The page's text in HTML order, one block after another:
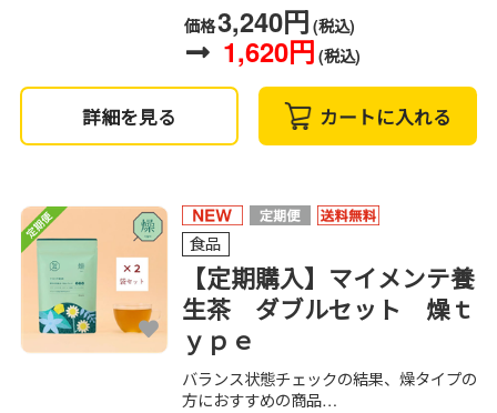
価格3,240円 (税込)
1,620円 (税込)
詳細を見る カートに入れる
食品
【定期購入】マイメンテ養
生茶 ダブルセット 燥ｔ
ｙｐｅ
バランス状態チェックの結果、燥タイプの
方におすすめの商品…